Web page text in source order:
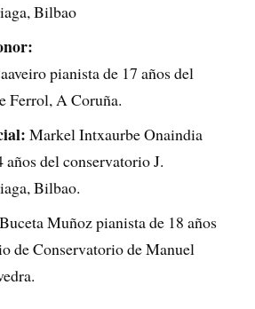
Bilbao
pianista de 17 años del
Ferrol, A Coruña.
Markel Intxaurbe Onaindia
años del conservatorio J.
Bilbao.
Muñoz pianista de 18 años
de Conservatorio de Manuel